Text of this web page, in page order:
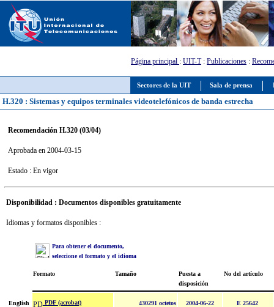
Sectores de la UIT Sala de prensa
Página principal : UIT-T: Publicaciones :
H.320 : Sistemas y equipos terminales videotelefónicos de banda estrecha
Recomendación H.320 (03/04)
Aprobada en 2004-03-15
Estado : En vigor
Disponibilidad : Documentos disponibles gratuitamente
Idiomas y formatos disponibles :
Para obtener el documento,
seleccione el formato y el idioma
Formato Tamaño
Puesta a
disposición
No del artículo
English PDF (acrobat) 430291 octetos 2004-06-22 E 25642